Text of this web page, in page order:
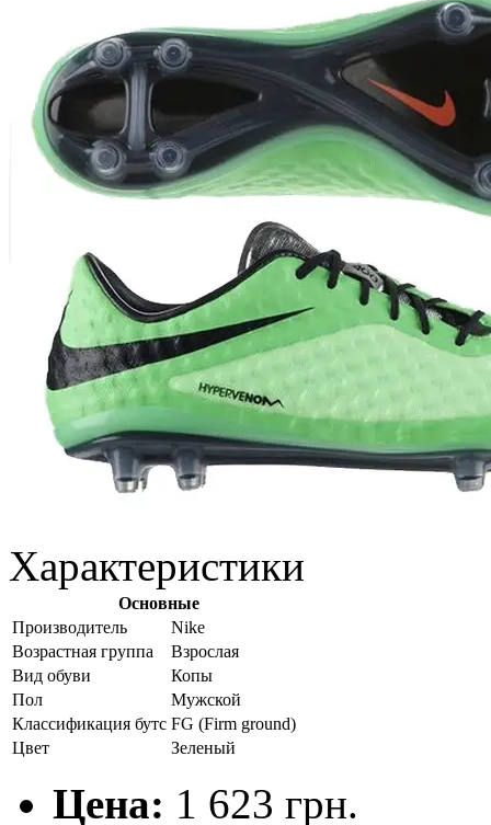
Характеристики
Основные
Производитель
Nike
Возрастная группа
Взрослая
Вид обуви
Копы
Пол
Мужской
Классификация бутс FG (Firm ground)
Цвет
Зеленый
Цена: 1 623 грн.